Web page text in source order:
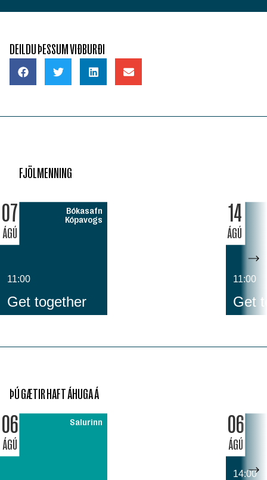
DEILDU ÞESSUM VIÐBURÐI
FJÖLMENNING
07
ÁGÚ
Bókasafn
Kópavogs
11:00
Get together
14
ÁGÚ
11:00
Get
ÞÚ GÆTIR HAFT ÁHUGA Á
06
ÁGÚ
Salurinn 06
ÁGÚ
14:00